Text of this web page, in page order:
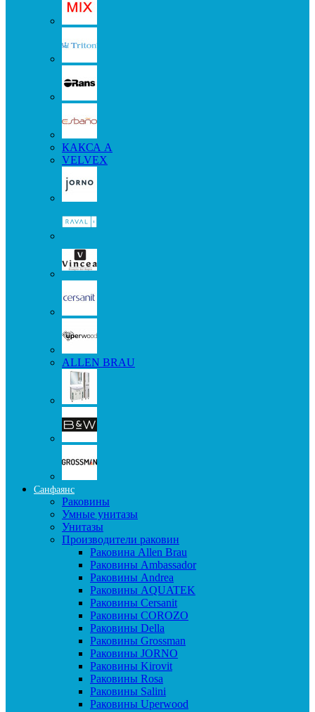
КАКСА А
VELVEX
ALLEN BRAU
Санфаянс
Раковины
Умные унитазы
Унитазы
Производители раковин
Раковина Allen Brau
Раковины Ambassador
Раковины Andrea
Раковины AQUATEK
Раковины Cersanit
Раковины COROZO
Раковины Della
Раковины Grossman
Раковины JORNO
Раковины Kirovit
Раковины Rosa
Раковины Salini
Раковины Uperwood